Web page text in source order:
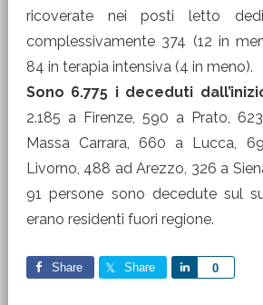
ricoverate nei posti letto
complessivamente 374 (12 in
84 in terapia intensiva (4 in meno).
Sono 6.775 i deceduti
2.185 a Firenze, 590 a Prato,
Massa Carrara, 660 a Lucca,
Livorno, 488 ad Arezzo, 326 a
91 persone sono decedute sul
erano residenti fuori regione.
Share Share 0
Share